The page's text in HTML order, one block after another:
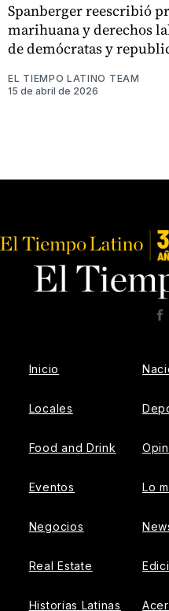
Spanberger reescribió
marihuana y derechos
de demócratas y
EL TIEMPO LATINO TEAM
15 de abril de 2026
Inicio
Locales
Food and Drink
Eventos
Negocios
Real Estate
Historias Latinas
Lo